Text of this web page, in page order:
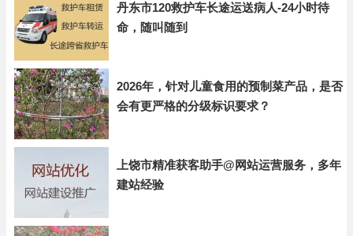
丹东市120救护车长途运送病人-24小时待
命，随叫随到
2026年，针对儿童食用的预制菜产品，是否
会有更严格的分级标识要求？
上饶市精准获客助手@网站运营服务，多年
建站经验